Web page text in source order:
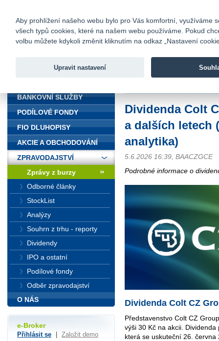
Fio banka
Fio banka
Dividenda Colt
a dalších letech
analytika)
5.6.2026 16:39, BAACZGCE
Podrobné informace o
Dividenda Colt CZ
Představenstvo Colt CZ
výši 30 Kč na akcii.
která se uskuteční 26.
BANKOVNÍ SLUŽBY
PODÍLOVÉ FONDY
FIO DLUHOPISY
AKCIE A OBCHODOVÁNÍ
ZPRAVODAJSTVÍ
Zprávy z burzy
Odborné články
StockList
Analýzy
Souhrn z trhu - reporty
Dividendy
IPO a ostatní
Podílové fondy
Odběr zpravodajství
O NÁS
e-Broker
Přihlásit se Založit demo
Aby prohlížení našeho webu bylo pro Vás komfortní, využíváme
všech typů cookies, které na našem webu používáme. Pokud
volbu můžete kdykoli změnit kliknutím na odkaz „Nastavení
Upravit nastavení